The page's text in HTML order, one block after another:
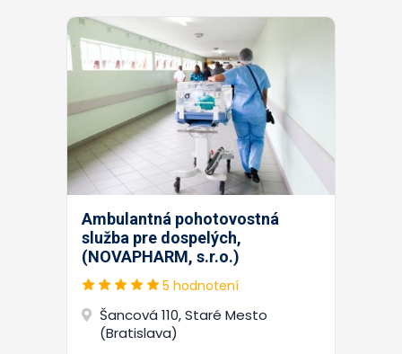
Ambulantná pohotovostná
služba pre dospelých,
(NOVAPHARM, s.r.o.)
5 hodnotení
Šancová 110, Staré Mesto
(Bratislava)